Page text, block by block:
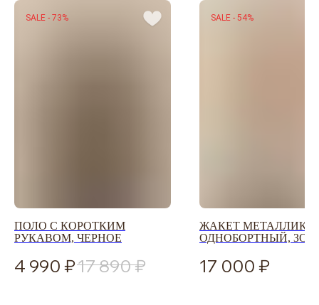
SALE - 73%
ПОЛО С КОРОТКИМ
РУКАВОМ, ЧЕРНОЕ
4 990 17 890
SALE - 54%
ЖАКЕТ МЕТАЛЛИК
ОДНОБОРТНЫЙ,
17 000
УХОД ЗА ОДЕЖДОЙ
КАЛЬКУЛЯТОР
УЗНАЙТЕ ПЕРВЫМИ